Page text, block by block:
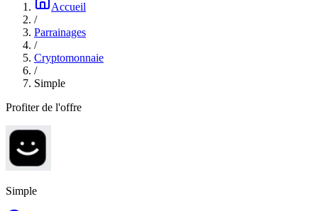
Accueil
/
Parrainages
/
Cryptomonnaie
/
Simple
Profiter de l'offre
Simple